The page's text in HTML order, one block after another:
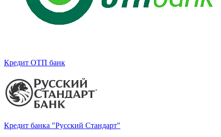
Кредит ОТП банк
Кредит банка "Русский Стандарт"